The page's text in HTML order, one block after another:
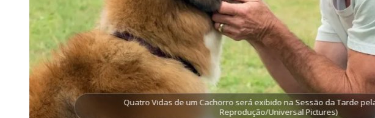
Quatro Vidas de um Cachorro será exibido na Sessão da Tarde
Reprodução/Universal Pictures)